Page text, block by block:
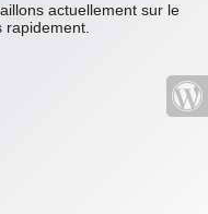
actuellement sur le